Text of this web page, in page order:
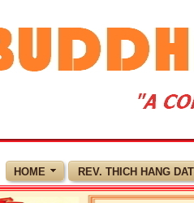
HOME REV. THICH HANG DAT